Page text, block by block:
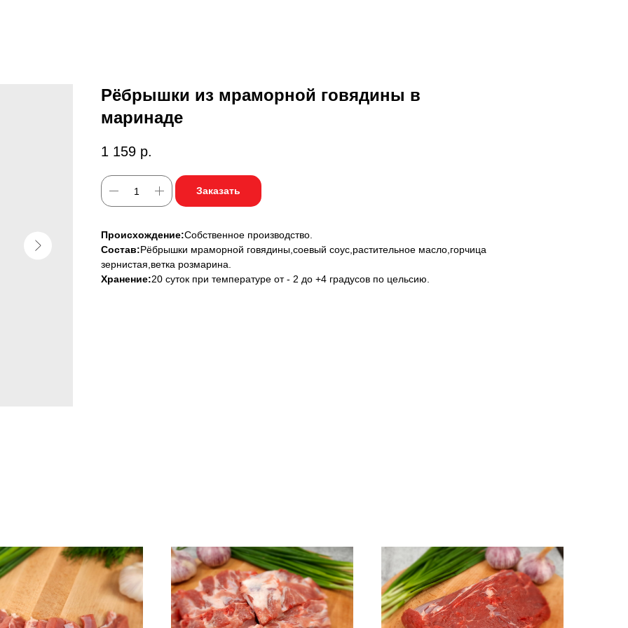
Рёбрышки из мраморной говядины в
маринаде
1 159 р.
Заказать
Происхождение:Собственное производство.
Состав:Рёбрышки мраморной говядины,соевый соус,растительное масло,горчица
зернистая,ветка розмарина.
Хранение:20 суток при температуре от - 2 до +4 градусов по цельсию.